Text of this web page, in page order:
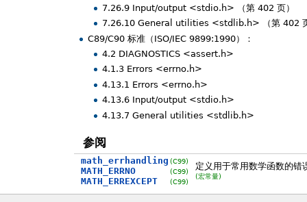
7.26.9 Input/output <stdio.h> （第 402 页）
7.26.10 General utilities <stdlib.h> （第 402
C89/C90 标准（ISO/IEC 9899:1990）：
4.2 DIAGNOSTICS <assert.h>
4.1.3 Errors <errno.h>
4.13.1 Errors <errno.h>
4.13.6 Input/output <stdio.h>
4.13.7 General utilities <stdlib.h>
参阅
math_errhandling
MATH_ERRNO
MATH_ERREXCEPT
(C99)
(C99)
(C99)
定义用于常用数学函数的错
(宏常量)